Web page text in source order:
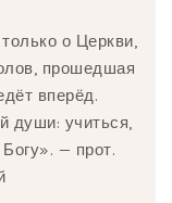
о Церкви,
прошедшая
вперёд.
души: учиться,
— прот.